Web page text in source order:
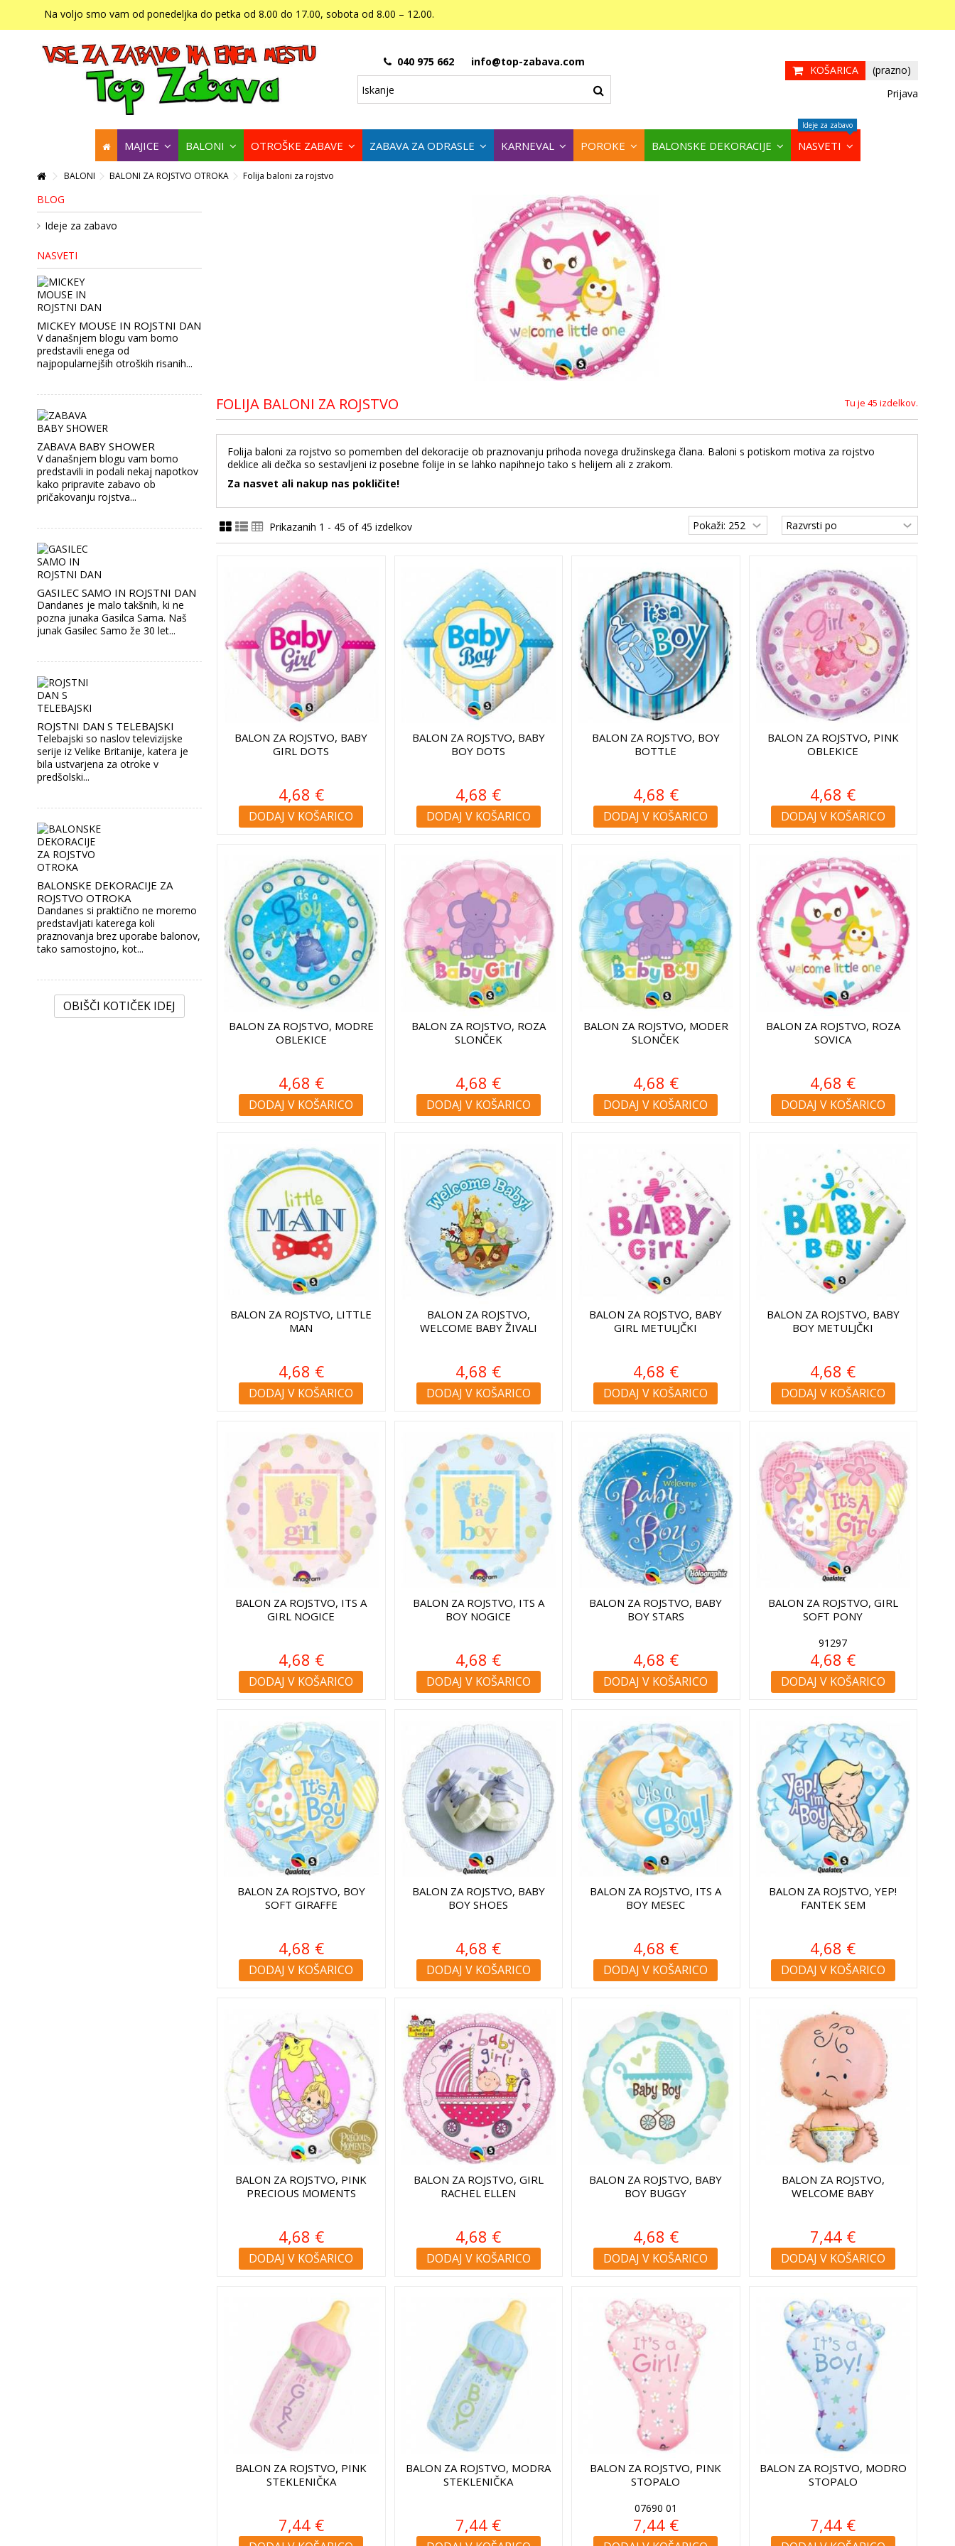
Na voljo smo vam od ponedeljka do petka od 8.00 do 17.00, sobota od 8.00 – 12.00.
040 975 662 info@top-zabava.com
KOŠARICA
(prazno)
Prijava
MAJICE BALONI OTROŠKE ZABAVE ZABAVA ZA ODRASLE KARNEVAL POROKE BALONSKE DEKORACIJE NASVETI
Ideje za zabavo
BALONI BALONI ZA ROJSTVO OTROKA Folija baloni za rojstvo
FOLIJA BALONI ZA ROJSTVO Tu je 45 izdelkov.
Folija baloni za rojstvo so pomemben del dekoracije ob praznovanju prihoda novega družinskega člana. Baloni s potiskom motiva za rojstvo
deklice ali dečka so sestavljeni iz posebne folije in se lahko napihnejo tako s helijem ali z zrakom.
Za nasvet ali nakup nas pokličite!
Prikazanih 1 - 45 of 45 izdelkov
BALON ZA ROJSTVO, BABY
GIRL DOTS
4,68 €
DODAJ V KOŠARICO
BALON ZA ROJSTVO, BABY
BOY DOTS
4,68 €
DODAJ V KOŠARICO
BALON ZA ROJSTVO, BOY
BOTTLE
4,68 €
DODAJ V KOŠARICO
BALON ZA ROJSTVO, PINK
OBLEKICE
4,68 €
DODAJ V KOŠARICO
BALON ZA ROJSTVO, MODRE
OBLEKICE
4,68 €
DODAJ V KOŠARICO
BALON ZA ROJSTVO, ROZA
SLONČEK
4,68 €
DODAJ V KOŠARICO
BALON ZA ROJSTVO, MODER
SLONČEK
4,68 €
DODAJ V KOŠARICO
BALON ZA ROJSTVO, ROZA
SOVICA
4,68 €
DODAJ V KOŠARICO
BALON ZA ROJSTVO, LITTLE
MAN
4,68 €
DODAJ V KOŠARICO
BALON ZA ROJSTVO,
WELCOME BABY ŽIVALI
4,68 €
DODAJ V KOŠARICO
BALON ZA ROJSTVO, BABY
GIRL METULJČKI
4,68 €
DODAJ V KOŠARICO
BALON ZA ROJSTVO, BABY
BOY METULJČKI
4,68 €
DODAJ V KOŠARICO
BALON ZA ROJSTVO, ITS A
GIRL NOGICE
4,68 €
DODAJ V KOŠARICO
BALON ZA ROJSTVO, ITS A
BOY NOGICE
4,68 €
DODAJ V KOŠARICO
BALON ZA ROJSTVO, BABY
BOY STARS
4,68 €
DODAJ V KOŠARICO
BALON ZA ROJSTVO, GIRL
SOFT PONY
91297
4,68 €
DODAJ V KOŠARICO
BALON ZA ROJSTVO, BOY
SOFT GIRAFFE
4,68 €
DODAJ V KOŠARICO
BALON ZA ROJSTVO, BABY
BOY SHOES
4,68 €
DODAJ V KOŠARICO
BALON ZA ROJSTVO, ITS A
BOY MESEC
4,68 €
DODAJ V KOŠARICO
BALON ZA ROJSTVO, YEP!
FANTEK SEM
4,68 €
DODAJ V KOŠARICO
BALON ZA ROJSTVO, PINK
PRECIOUS MOMENTS
4,68 €
DODAJ V KOŠARICO
BALON ZA ROJSTVO, GIRL
RACHEL ELLEN
4,68 €
DODAJ V KOŠARICO
BALON ZA ROJSTVO, BABY
BOY BUGGY
4,68 €
DODAJ V KOŠARICO
BALON ZA ROJSTVO,
WELCOME BABY
7,44 €
DODAJ V KOŠARICO
BALON ZA ROJSTVO, PINK
STEKLENIČKA
7,44 €
BALON ZA ROJSTVO, MODRA
STEKLENIČKA
7,44 €
BALON ZA ROJSTVO, PINK
STOPALO
07690 01
7,44 €
BALON ZA ROJSTVO, MODRO
STOPALO
7,44 €
BLOG
Ideje za zabavo
NASVETI
MICKEY MOUSE IN ROJSTNI DAN
V današnjem blogu vam bomo
predstavili enega od
najpopularnejših otroških risanih...
ZABAVA BABY SHOWER
V današnjem blogu vam bomo
predstavili in podali nekaj napotkov
kako pripravite zabavo ob
pričakovanju rojstva...
GASILEC SAMO IN ROJSTNI DAN
Dandanes je malo takšnih, ki ne
pozna junaka Gasilca Sama. Naš
junak Gasilec Samo že 30 let...
ROJSTNI DAN S TELEBAJSKI
Telebajski so naslov televizijske
serije iz Velike Britanije, katera je
bila ustvarjena za otroke v
predšolski...
BALONSKE DEKORACIJE ZA
ROJSTVO OTROKA
Dandanes si praktično ne moremo
predstavljati katerega koli
praznovanja brez uporabe balonov,
tako samostojno, kot...
OBIŠČI KOTIČEK IDEJ